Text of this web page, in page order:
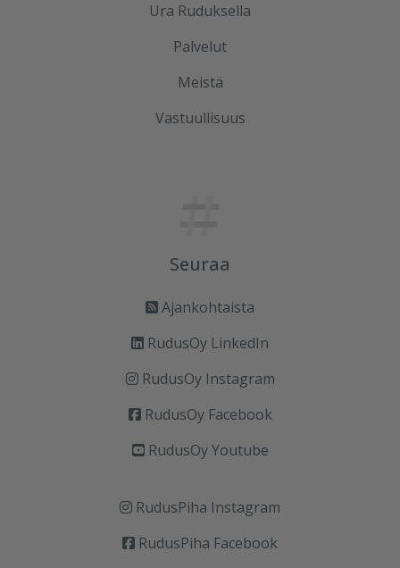
Ura Ruduksella
Palvelut
Meistä
Vastuullisuus
Seuraa
Ajankohtaista
RudusOy LinkedIn
RudusOy Instagram
RudusOy Facebook
RudusOy Youtube
RudusPiha Instagram
RudusPiha Facebook